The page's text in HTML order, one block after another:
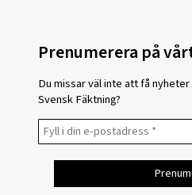
Prenumerera på
Du missar väl inte att få
Svensk Fäktning?